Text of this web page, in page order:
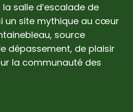
la salle d’escalade de
un site mythique au cœur
source
dépassement, de plaisir
la communauté des